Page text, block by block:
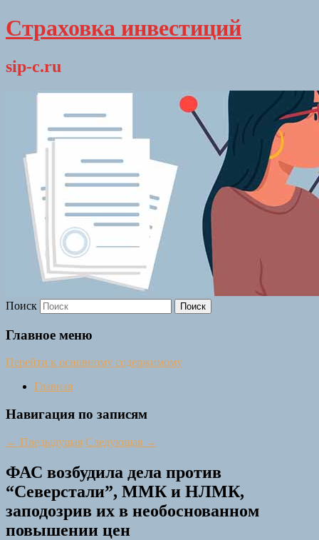
Страховка инвестиций
sip-c.ru
Поиск
Главное меню
Перейти к основному содержимому
Главная
Навигация по записям
← Предыдущая Следующая →
ФАС возбудила дела против
“Северстали”, ММК и НЛМК,
заподозрив их в необоснованном
повышении цен